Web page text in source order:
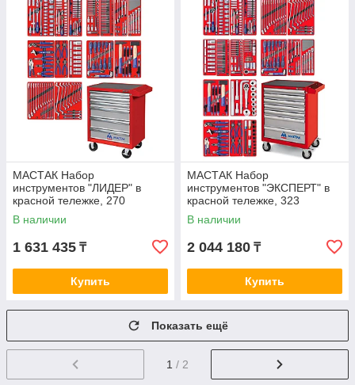
МАСТАК Набор
инструментов "ЛИДЕР" в
красной тележке, 270
предметов МАСТАК 52-
06270R
В наличии
1 631 435 ₸
Купить
МАСТАК Набор
инструментов "ЭКСПЕРТ" в
красной тележке, 323
предмета МАСТАК 52-
07323R
В наличии
2 044 180 ₸
Купить
Показать ещё
1 / 2